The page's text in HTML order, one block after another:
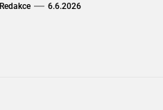
Redakce 6.6.2026